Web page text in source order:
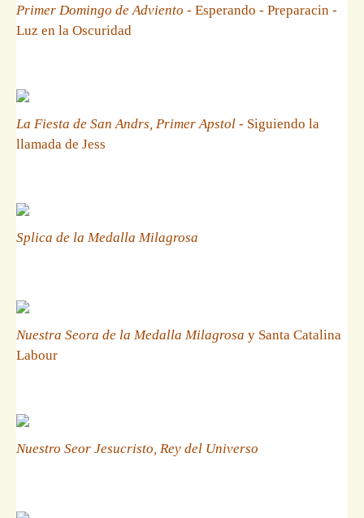
Primer Domingo de Adviento - Esperando - Preparacin -
Luz en la Oscuridad
La Fiesta de San Andrs, Primer Apstol - Siguiendo la
llamada de Jess
Splica de la Medalla Milagrosa
Nuestra Seora de la Medalla Milagrosa y Santa Catalina
Labour
Nuestro Seor Jesucristo, Rey del Universo